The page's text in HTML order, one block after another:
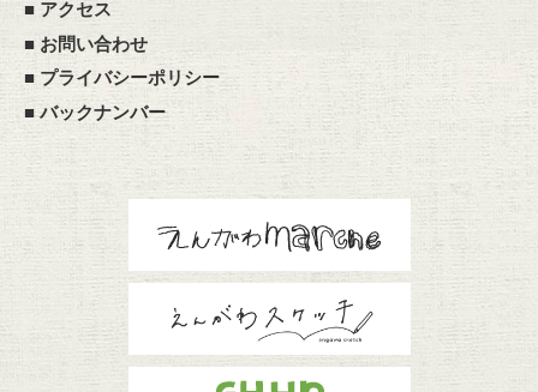
■ アクセス
■ お問い合わせ
■プライバシーポリシー
■バックナンバー